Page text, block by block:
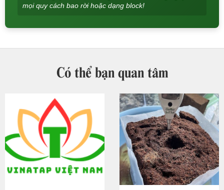
mọi quy cách bao rời hoặc dạng block!
Có thể bạn quan tâm